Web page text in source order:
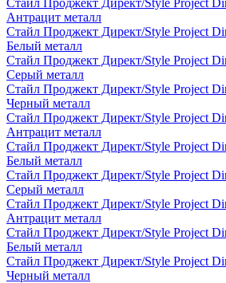
Стайл Проджект Директ/Style Project
Антрацит металл
Стайл Проджект Директ/Style Project
Белый металл
Стайл Проджект Директ/Style Project
Серый металл
Стайл Проджект Директ/Style Project
Черный металл
Стайл Проджект Директ/Style Project
Антрацит металл
Стайл Проджект Директ/Style Project
Белый металл
Стайл Проджект Директ/Style Project
Серый металл
Стайл Проджект Директ/Style Project
Антрацит металл
Стайл Проджект Директ/Style Project
Белый металл
Стайл Проджект Директ/Style Project
Черный металл